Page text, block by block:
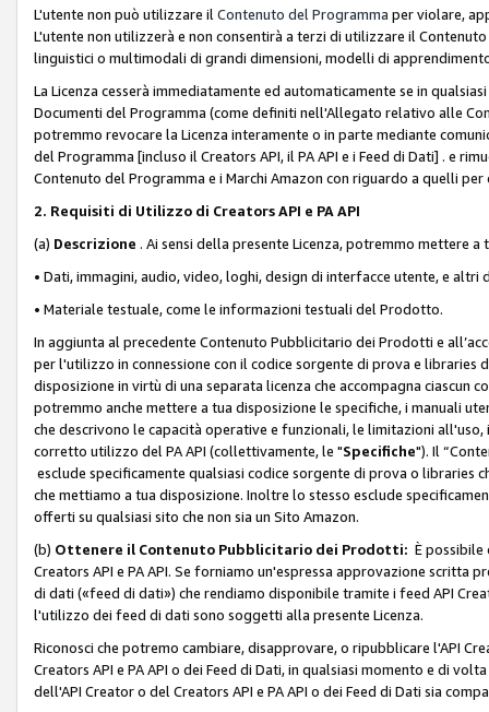
L'utente non può utilizzare il Contenuto del Programma per violare,
L'utente non utilizzerà e non consentirà a terzi di utilizzare il
linguistici o multimodali di grandi dimensioni, modelli di
La Licenza cesserà immediatamente ed automaticamente se in
Documenti del Programma (come definiti nell'Allegato relativo alle
potremmo revocare la Licenza interamente o in parte mediante
del Programma [incluso il Creators API, il PA API e i Feed di Dati] . e
Contenuto del Programma e i Marchi Amazon con riguardo a quelli
2. Requisiti di Utilizzo di Creators API e PA API
(a) Descrizione . Ai sensi della presente Licenza, potremmo mettere
• Dati, immagini, audio, video, loghi, design di interfacce utente, e altri
• Materiale testuale, come le informazioni testuali del Prodotto.
In aggiunta al precedente Contenuto Pubblicitario dei Prodotti e
per l'utilizzo in connessione con il codice sorgente di prova e libraries
disposizione in virtù di una separata licenza che accompagna ciascun
potremmo anche mettere a tua disposizione le specifiche, i manuali
che descrivono le capacità operative e funzionali, le limitazioni
corretto utilizzo del PA API (collettivamente, le "Specifiche"). Il
esclude specificamente qualsiasi codice sorgente di prova o libraries
che mettiamo a tua disposizione. Inoltre lo stesso esclude
offerti su qualsiasi sito che non sia un Sito Amazon.
(b) Ottenere il Contenuto Pubblicitario dei Prodotti: È
Creators API e PA API. Se forniamo un'espressa approvazione
di dati («feed di dati») che rendiamo disponibile tramite i feed API
l'utilizzo dei feed di dati sono soggetti alla presente Licenza.
Riconosci che potremo cambiare, disapprovare, o ripubblicare l'API
Creators API e PA API o dei Feed di Dati, in qualsiasi momento e di
dell'API Creator o del Creators API e PA API o dei Feed di Dati sia